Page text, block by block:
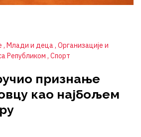
Млади и деца Организације и
Републиком Спорт
признање
као најбољем